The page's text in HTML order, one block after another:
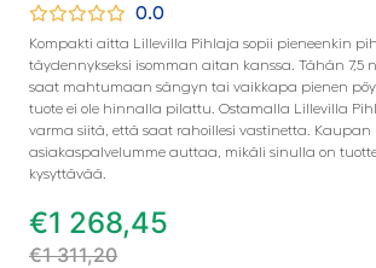
0.0
Kompakti aitta Lillevilla Pihlaja sopii pieneenkin
täydennykseksi isomman aitan kanssa. Tähän 7,5
saat mahtumaan sängyn tai vaikkapa pienen
tuote ei ole hinnalla pilattu. Ostamalla Lillevilla
varma siitä, että saat rahoillesi vastinetta. Kaupan
asiakaspalvelumme auttaa, mikäli sinulla on
kysyttävää.
€1 268,45
€1 311,20